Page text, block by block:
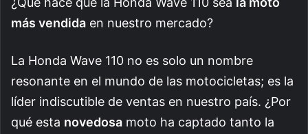
más vendida en nuestro mercado?
La Honda Wave 110 no es solo un nombre
resonante en el mundo de las motocicletas; es la
líder indiscutible de ventas en nuestro país. ¿Por
qué esta novedosa moto ha captado tanto la